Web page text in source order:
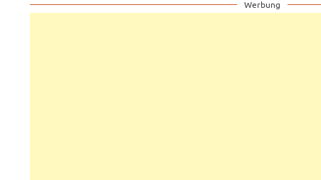
Werbung